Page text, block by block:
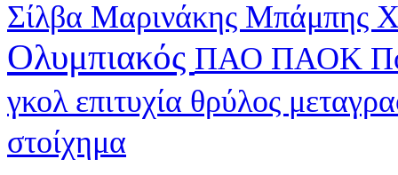
Σίλβα Μαρινάκης Μπάμπης
Ολυμπιακός ΠΑΟ ΠΑΟΚ
γκολ επιτυχία θρύλος
στοίχημα